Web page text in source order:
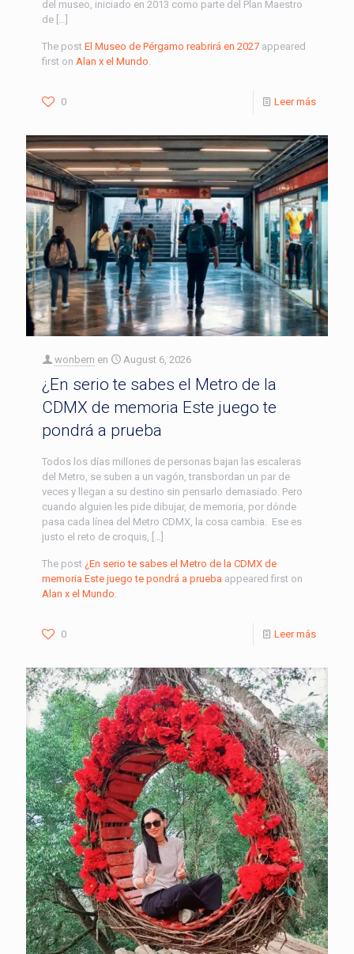
del museo, iniciado en 2013 como parte del Plan Maestro
de […]
The post El Museo de Pérgamo reabrirá en 2027 appeared
first on Alan x el Mundo
0 Leer más
wonbern en August 6, 2026
¿En serio te sabes el Metro de la
CDMX de memoria Este juego te
pondrá a prueba
Todos los días millones de personas bajan las escaleras
del Metro, se suben a un vagón, transbordan un par de
veces y llegan a su destino sin pensarlo demasiado. Pero
cuando alguien les pide dibujar, de memoria, por dónde
pasa cada línea del Metro CDMX, la cosa cambia. Ese es
justo el reto de croquis, […]
The post ¿En serio te sabes el Metro de la CDMX de
memoria Este juego te pondrá a prueba appeared first on
Alan x el Mundo.
0 Leer más